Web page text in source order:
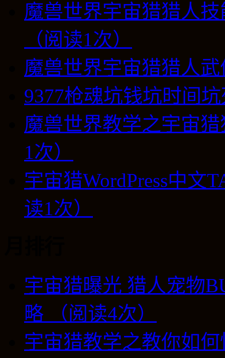
魔兽世界宇宙猎猎人
（阅读1次）
魔兽世界宇宙猎猎人
9377枪魂坑钱坑时间
魔兽世界教学之宇宙
1次）
宇宙猎WordPress中文
读1次）
宇宙猎曝光 猎人宠物
略 （阅读4次）
宇宙猎教学之教你如